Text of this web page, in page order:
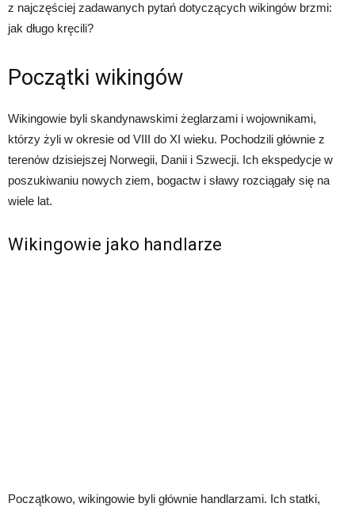
z najczęściej zadawanych pytań dotyczących wikingów brzmi:
jak długo kręcili?
Początki wikingów
Wikingowie byli skandynawskimi żeglarzami i wojownikami,
którzy żyli w okresie od VIII do XI wieku. Pochodzili głównie z
terenów dzisiejszej Norwegii, Danii i Szwecji. Ich ekspedycje w
poszukiwaniu nowych ziem, bogactw i sławy rozciągały się na
wiele lat.
Wikingowie jako handlarze
Początkowo, wikingowie byli głównie handlarzami. Ich statki,